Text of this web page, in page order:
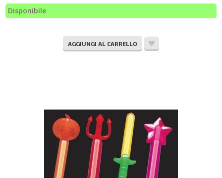
Disponibile
AGGIUNGI AL CARRELLO